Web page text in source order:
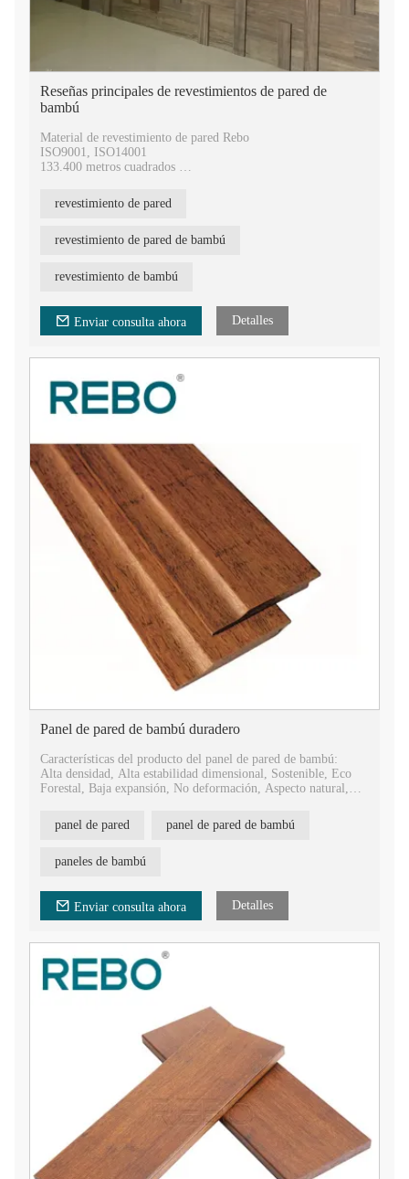
Reseñas principales de revestimientos de pared de
bambú
Material de revestimiento de pared Rebo
ISO9001, ISO14001
133.400 metros cuadrados
9 patentes de invención nacionales y 77 patentes de modelo de
utilidad
revestimiento de pared
revestimiento de pared de bambú
revestimiento de bambú
Enviar consulta ahora Detalles
Panel de pared de bambú duradero
Características del producto del panel de pared de bambú:
Alta densidad, Alta estabilidad dimensional, Sostenible, Eco
Forestal, Baja expansión, No deformación, Aspecto natural,
Ventajas del producto de paneles de bambú:
moho, a prueba de polillas, resistente a rayones, producción en
panel de pared panel de pared de bambú
paneles de bambú
Enviar consulta ahora Detalles